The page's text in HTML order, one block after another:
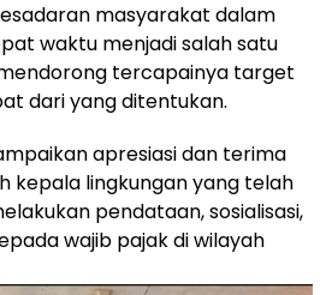
masyarakat dalam
waktu menjadi salah satu
tercapainya target
dari yang ditentukan.
apresiasi dan terima
kepala lingkungan yang telah
pendataan, sosialisasi,
wajib pajak di wilayah